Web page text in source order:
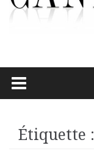
Étiquette :